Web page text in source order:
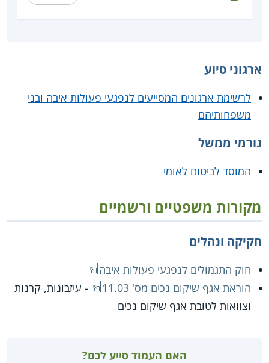
ארגוני סיוע
לרשימת ארגונים המסייעים לנפגעי פעולות איבה ובני
משפחותיהם
גורמי ממשל
המוסד לביטוח לאומי
מקורות משפטיים ורשמיים
חקיקה ונהלים
חוק התגמולים לנפגעי פעולות איבה
הוראת אגף שיקום נכים מס' 11.03
- עיזבונות, קרנות
וצוואות לטובת אגף שיקום נכים
האם העמוד סייע לכם?